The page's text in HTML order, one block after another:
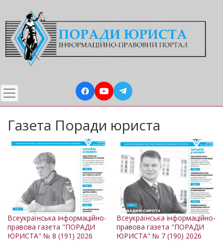
до
основного
вмісту
Газета Поради юриста
Всеукраїнська інформаційно-
правова газета "ПОРАДИ
ЮРИСТА" № 8 (191) 2026
Всеукраїнська інформаційно-
правова газета "ПОРАДИ
ЮРИСТА" № 7 (190) 2026